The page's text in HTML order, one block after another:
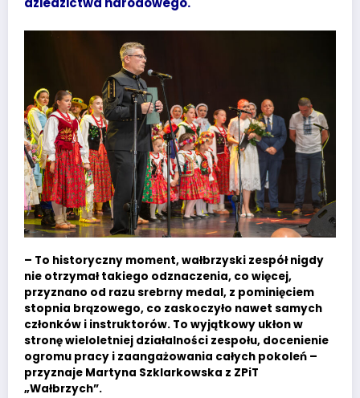
– To historyczny moment, wałbrzyski zespół nigdy
nie otrzymał takiego odznaczenia, co więcej,
przyznano od razu srebrny medal, z pominięciem
stopnia brązowego, co zaskoczyło nawet samych
członków i instruktorów. To wyjątkowy ukłon w
stronę wieloletniej działalności zespołu, docenienie
ogromu pracy i zaangażowania całych pokoleń –
przyznaje Martyna Szklarkowska z ZPiT
„Wałbrzych”.